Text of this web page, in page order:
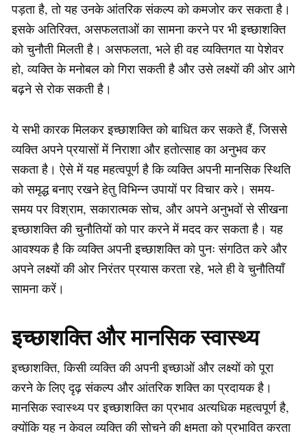
पड़ता है, तो यह उनके आंतरिक संकल्प को कमजोर कर सकता है।
इसके अतिरिक्त, असफलताओं का सामना करने पर भी इच्छाशक्ति
को चुनौती मिलती है। असफलता, भले ही वह व्यक्तिगत या पेशेवर
हो, व्यक्ति के मनोबल को गिरा सकती है और उसे लक्ष्यों की ओर आगे
बढ़ने से रोक सकती है।
ये सभी कारक मिलकर इच्छाशक्ति को बाधित कर सकते हैं, जिससे
व्यक्ति अपने प्रयासों में निराशा और हतोत्साह का अनुभव कर
सकता है। ऐसे में यह महत्वपूर्ण है कि व्यक्ति अपनी मानसिक स्थिति
को समृद्ध बनाए रखने हेतु विभिन्न उपायों पर विचार करे। समय-
समय पर विश्राम, सकारात्मक सोच, और अपने अनुभवों से सीखना
इच्छाशक्ति की चुनौतियों को पार करने में मदद कर सकता है। यह
आवश्यक है कि व्यक्ति अपनी इच्छाशक्ति को पुनः संगठित करे और
अपने लक्ष्यों की ओर निरंतर प्रयास करता रहे, भले ही वे चुनौतियाँ
सामना करें।
इच्छाशक्ति और मानसिक स्वास्थ्य
इच्छाशक्ति, किसी व्यक्ति की अपनी इच्छाओं और लक्ष्यों को पूरा
करने के लिए दृढ़ संकल्प और आंतरिक शक्ति का प्रदायक है।
मानसिक स्वास्थ्य पर इच्छाशक्ति का प्रभाव अत्यधिक महत्वपूर्ण है,
क्योंकि यह न केवल व्यक्ति की सोचने की क्षमता को प्रभावित करता